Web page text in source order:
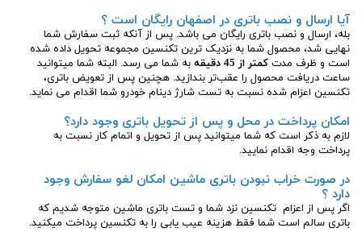
آیا ارسال و نصب باتری در اصفهان رایگان است ؟
بله، ارسال و نصب باتری رایگان می باشد. پس از آنکه ثبت سفارش شما
نهایی شد، محصول شما به نزدیک ترین تکنسین مجموعه تحویل داده شده
است و ظرف مدت کمتر از 45 دقیقه
به شما می رسد. البته شما میتوانید
ساعت دریافت محصول را عقب‌تر بندازید. هچنین پس از تعویض باتری،
تکنسین اعزام شده نسبت به تست شارژ دینام خودرو شما اقدام می نماید.
امکان پرداخت در محل و پس از تحویل باتری وجود دارد؟
لازم به ذکر است که شما میتوانید پس از تحویل و اتمام کار نسبت به
پرداخت وجه اقدام نمایید.
در صورت خراب نبودن باتری ماشین امکان لغو سفارش وجود
دارد ؟
اگر پس از اعزام تکنسین نزد شما و تست باتری ماشین متوجه شدیم که
باتری سالم است شما فقط هزینه عیب یابی را به تکنسین پرداخت میکنید.